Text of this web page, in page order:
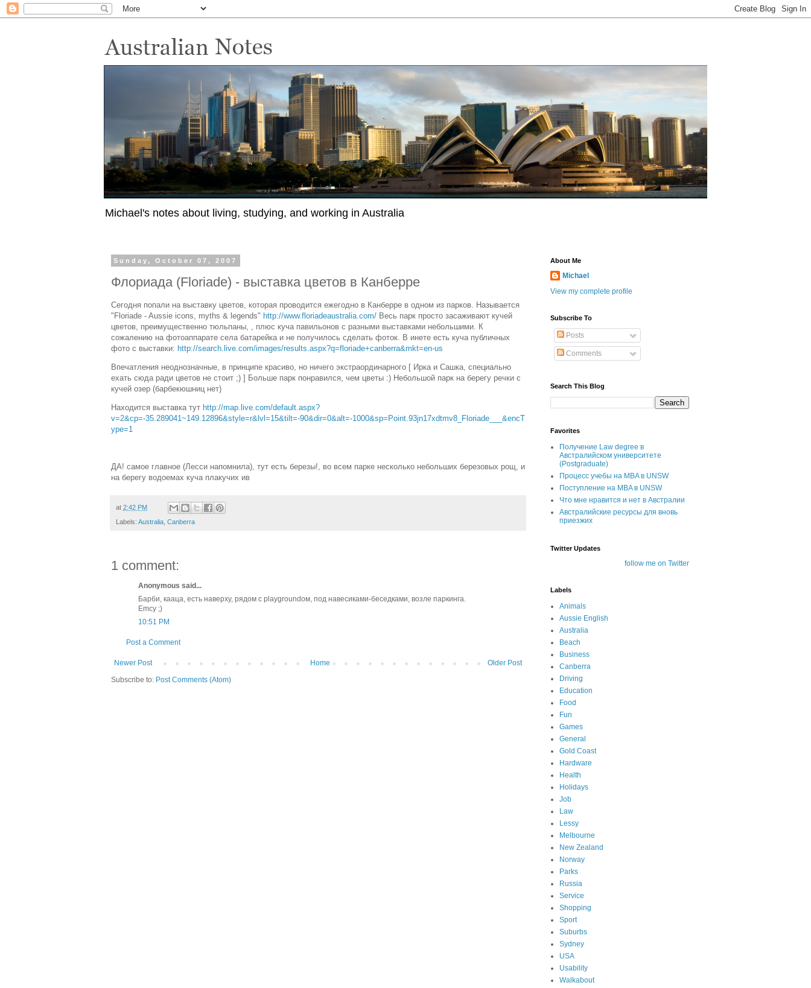
Michael's notes about living, studying, and working in Australia
Sunday, October 07, 2007
Флориада (Floriade) - выставка цветов в Канберре
Сегодня попали на выставку цветов, которая проводится ежегодно в Канберре в одном из парков. Называется
"Floriade - Aussie icons, myths & legends" http://www.floriadeaustralia.com/ Весь парк просто засаживают кучей
цветов, преимущественно тюльпаны, , плюс куча павильонов с разными выставками небольшими. К
сожалению на фотоаппарате села батарейка и не получилось сделать фоток. В инете есть куча публичных
фото с выставки: http://search.live.com/images/results.aspx?q=floriade+canberra&mkt=en-us
Впечатления неоднозначные, в принципе красиво, но ничего экстраординарного [ Ирка и Сашка, специально
ехать сюда ради цветов не стоит ;) ] Больше парк понравился, чем цветы :) Небольшой парк на берегу речки с
кучей озер (барбекюшниц нет)
Находится выставка тут http://map.live.com/default.aspx?
v=2&cp=-35.289041~149.12896&style=r&lvl=15&tilt=-90&dir=0&alt=-1000&sp=Point.93jn17xdtmv8_Floriade___&encT
ype=1
ДА! самое главное (Лесси напомнила), тут есть березы!, во всем парке несколько небольших березовых рощ, и
на берегу водоемах куча плакучих ив
at 2:42 PM
Labels: Australia Canberra
1 comment:
Anonymous said...
Барби, кааца, есть наверху, рядом с playgroundом, под навесиками-беседками, возле паркинга.
Emcy ;)
10:51 PM
Post a Comment
Newer Post Older Post
Home
Subscribe to: Post Comments (Atom)
About Me
Michael
View my complete profile
Subscribe To
Posts
Comments
Search This Blog
Favorites
Получение Law degree в
Австралийском университете
(Postgraduate)
Процесс учебы на MBA в UNSW
Поступление на MBA в UNSW
Что мне нравится и нет в Австралии
Австралийские ресурсы для вновь
приезжих
Twitter Updates
follow me on Twitter
Labels
Animals
Aussie English
Australia
Beach
Business
Canberra
Driving
Education
Food
Fun
Games
General
Gold Coast
Hardware
Health
Holidays
Job
Law
Lessy
Melbourne
New Zealand
Norway
Parks
Russia
Service
Shopping
Sport
Suburbs
Sydney
USA
Usability
Walkabout